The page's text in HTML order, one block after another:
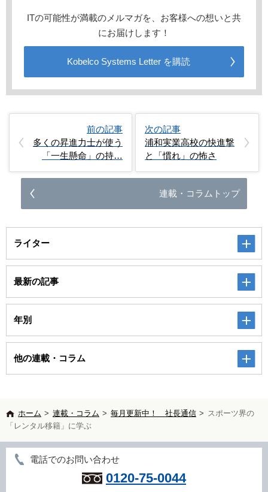
ITの可能性が満載のメルマガを、お客様への想いと共
にお届けします！
Kobelco Systems Letter を購読
前の記事
多くの昇進力士が使う
「一生懸命」の持…
次の記事
浦和実業高校の快進撃
と「慣れ」の怖さ
連載・コラムトップ
ライター
最新の記事
年別
他の連載・コラム
ホーム > 連載・コラム > 毎月更新中！ 社長通信 > スポーツ界の
「レンタル移籍」に学ぶ
電話でのお問い合わせ
0120-75-0044